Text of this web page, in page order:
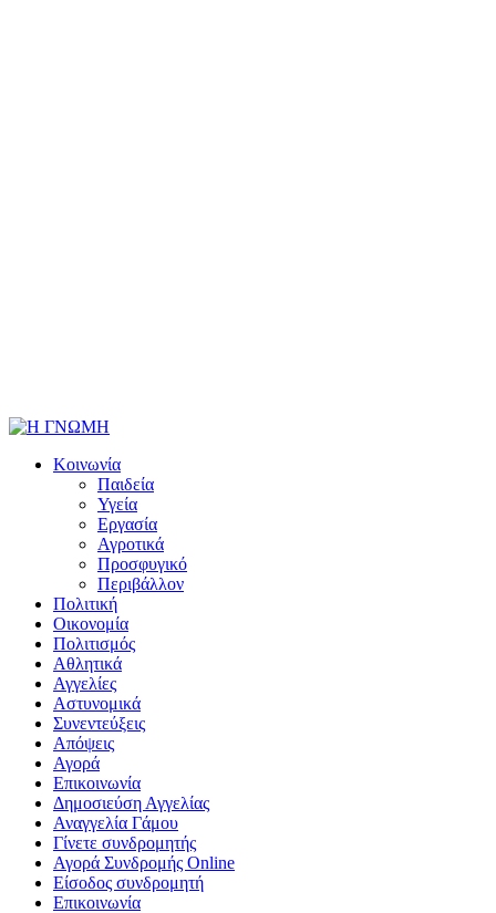
Κοινωνία
Παιδεία
Υγεία
Εργασία
Αγροτικά
Προσφυγικό
Περιβάλλον
Πολιτική
Οικονομία
Πολιτισμός
Αθλητικά
Αγγελίες
Αστυνομικά
Συνεντεύξεις
Απόψεις
Αγορά
Επικοινωνία
Δημοσιεύση Αγγελίας
Αναγγελία Γάμου
Γίνετε συνδρομητής
Αγορά Συνδρομής Online
Είσοδος συνδρομητή
Επικοινωνία